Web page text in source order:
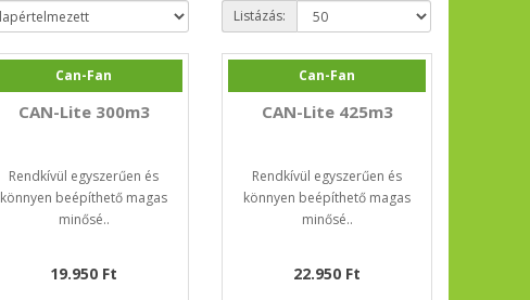
Listázás:
Can-Fan
CAN-Lite 300m3
Rendkívül egyszerűen és
könnyen beépíthető magas
minősé..
19.950 Ft
Can-Fan
CAN-Lite 425m3
Rendkívül egyszerűen és
könnyen beépíthető magas
minősé..
22.950 Ft